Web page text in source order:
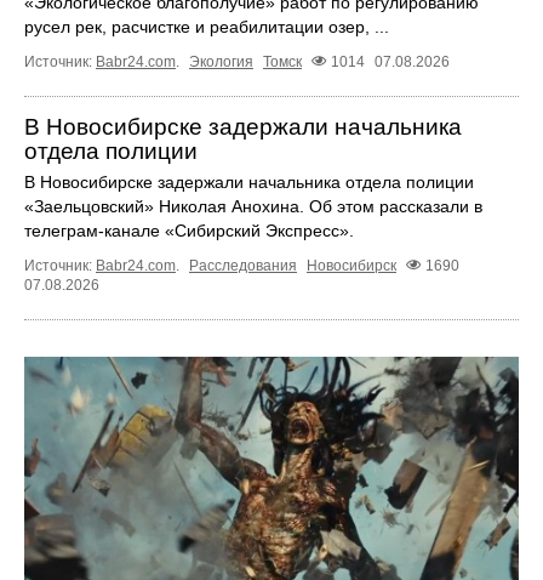
русел рек, расчистке и реабилитации озер, ...
Источник: Babr24.com. Экология Томск 1014 07.08.2026
В Новосибирске задержали начальника
отдела полиции
В Новосибирске задержали начальника отдела полиции
«Заельцовский» Николая Анохина. Об этом рассказали в
телеграм-канале «Сибирский Экспресс».
Источник: Babr24.com. Расследования Новосибирск
1690
07.08.2026